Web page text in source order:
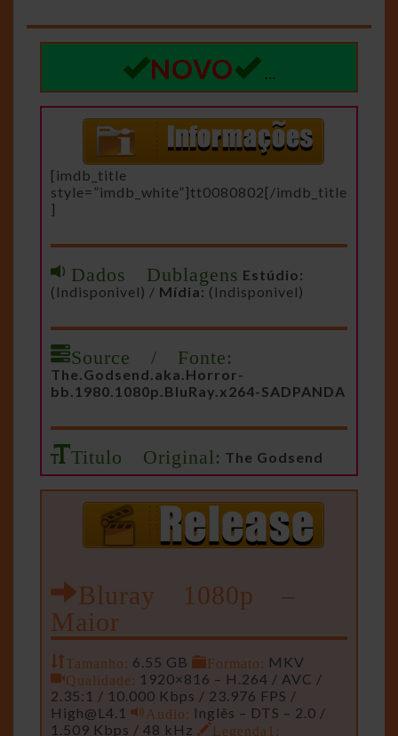
NOVO …
[imdb_title
style=”imdb_white”]tt0080802[/imdb_title
]
Dados Dublagens Estúdio:
(Indisponivel) / Mídia: (Indisponivel)
Source / Fonte:
The.Godsend.aka.Horror-
bb.1980.1080p.BluRay.x264-SADPANDA
Titulo Original: The Godsend
Bluray 1080p –
Maior
Tamanho: 6.55 GB Formato: MKV
Qualidade: 1920×816 – H.264 / AVC /
2.35:1 / 10.000 Kbps / 23.976 FPS /
High@L4.1
Audio: Inglês – DTS – 2.0 /
1.509 Kbps / 48 kHz
Legenda1: